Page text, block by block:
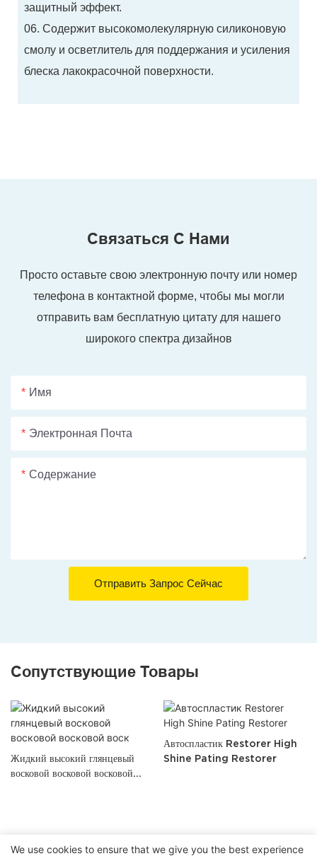
защитный эффект.
06. Содержит высокомолекулярную силиконовую
смолу и осветлитель для поддержания и усиления
блеска лакокрасочной поверхности.
Связаться С Нами
Просто оставьте свою электронную почту или номер
телефона в контактной форме, чтобы мы могли
отправить вам бесплатную цитату для нашего
широкого спектра дизайнов
Имя
Электронная Почта
Содержание
Отправить Запрос Сейчас
Сопутствующие Товары
Жидкий высокий глянцевый
восковой восковой восковой
Автоспластик Restorer High
Shine Pating Restorer
We use cookies to ensure that we give you the best experience